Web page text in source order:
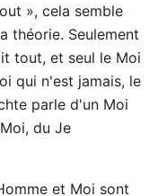
», cela semble
théorie. Seulement
tout, et seul le Moi
qui n'est jamais, le
parle d'un Moi
du Je
et Moi sont